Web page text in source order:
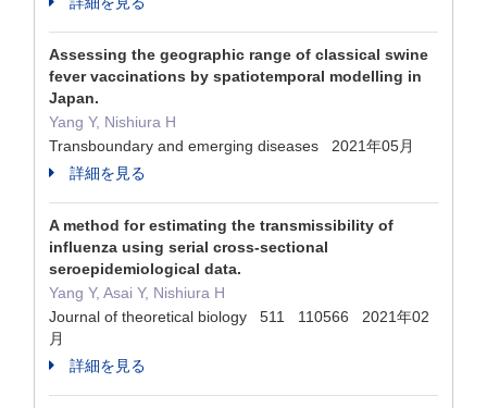
Assessing the geographic range of classical swine
fever vaccinations by spatiotemporal modelling in
Japan.
Yang Y, Nishiura H
Transboundary and emerging diseases 2021年05月
詳細を見る
A method for estimating the transmissibility of
influenza using serial cross-sectional
seroepidemiological data.
Yang Y, Asai Y, Nishiura H
Journal of theoretical biology 511 110566 2021年02
月
詳細を見る